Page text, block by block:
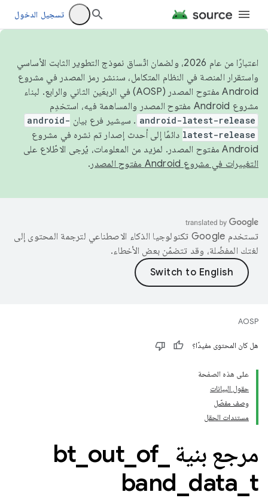
تسجيل الدخول
اعتبارًا من عام 2026، ولضمان اتّساق نموذج التطوير الثابت الأساسي
واستقرار المنصة في النظام المتكامل، سننشر رمز المصدر في مشروع
Android مفتوح المصدر (AOSP) في الربعَين الثاني والرابع. لبناء
مشروع Android مفتوح المصدر والمساهمة فيه، استخدِم
android-latest-release . سيشير فرع بيان android-
latest-release دائمًا إلى أحدث إصدار تم نشره في مشروع
Android مفتوح المصدر. لمزيد من المعلومات، يُرجى الاطّلاع على
التغييرات في مشروع Android مفتوح المصدر
.
تستخدم Google تكنولوجيا الذكاء الاصطناعي لترجمة المحتوى إلى
لغتك المفضّلة، وقد تتضمّن بعض الأخطاء.
AOSP
هل كان المحتوى مفيدًا؟
على هذه الصفحة
حقول البيانات
وصف مفصّل
مستندات الحقل
مرجع بنية bt out of_
band data t